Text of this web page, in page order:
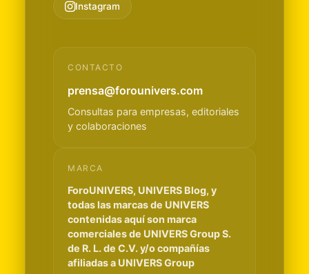
Instagram
CONTACTO
prensa@forounivers.com
Consultas para empresas, editoriales
y colaboraciones
MARCA
ForoUNIVERS, UNIVERS Blog, y
todas las marcas de UNIVERS
contenidas aquí son marca
comerciales de UNIVERS Group S.
de R. L. de C.V. y/o compañías
afiliadas a UNIVERS Group